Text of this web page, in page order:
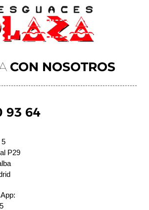
CON NOSOTROS
93 64
5
P29